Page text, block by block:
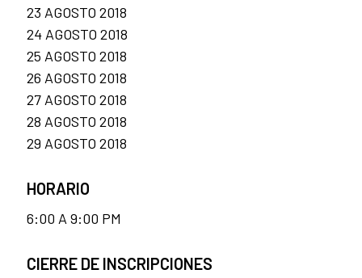
23 AGOSTO 2018
24 AGOSTO 2018
25 AGOSTO 2018
26 AGOSTO 2018
27 AGOSTO 2018
28 AGOSTO 2018
29 AGOSTO 2018
HORARIO
6:00 A 9:00 PM
CIERRE DE INSCRIPCIONES